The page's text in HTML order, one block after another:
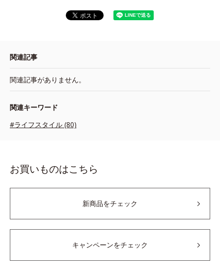
関連記事
関連記事がありません。
関連キーワード
#ライフスタイル (80)
お買いものはこちら
新商品をチェック
キャンペーンをチェック